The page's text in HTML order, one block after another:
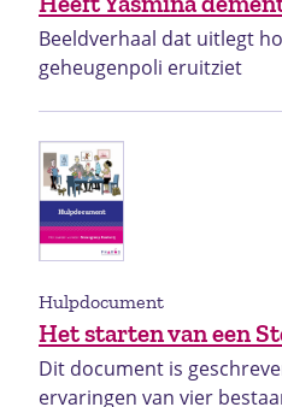
Beeldverhaal dat uitlegt
geheugenpoli eruitziet
Het starten van een
Hulpdocument
Dit document is
ervaringen van vier